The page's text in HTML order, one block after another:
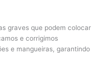
graves que podem colocar
e corrigimos
e mangueiras, garantindo